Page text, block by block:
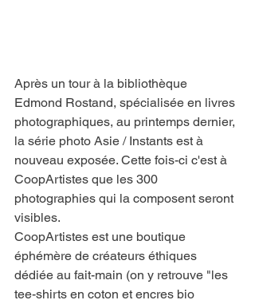
Après un tour à la bibliothèque
Edmond Rostand, spécialisée en livres
photographiques, au printemps dernier,
la série photo Asie / Instants est à
nouveau exposée. Cette fois-ci c'est à
CoopArtistes que les 300
photographies qui la composent seront
visibles.
CoopArtistes est une boutique
éphémère de créateurs éthiques
dédiée au fait-main (on y retrouve "les
tee-shirts en coton et encres bio